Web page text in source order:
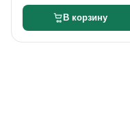
В корзину